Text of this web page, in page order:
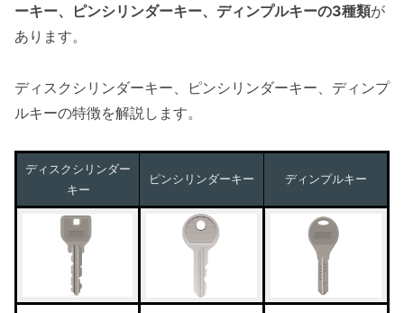
ーキー、ピンシリンダーキー、ディンプルキーの3種類が
あります。
ディスクシリンダーキー、ピンシリンダーキー、ディンプ
ルキーの特徴を解説します。
ディスクシリンダー
キー
ピンシリンダーキー ディンプルキー